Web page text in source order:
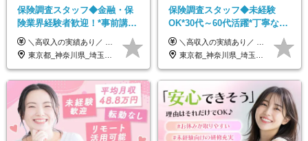
保険調査スタッフ◆金融・保
険業界経験者歓迎！*事前講習
あり*30代～60代活躍*調査は
原則直行直帰*高収入可
＼高収入の実績あり／ なかには年収1000万円を超える方もいらっしゃいます！ 【完全出来高報酬制】 ★仕事に慣れるまで収入をサポート 1か月目：報酬が通常の2倍 2か月目：報酬が通常の1.5倍 ※災害に関する業務については、収入サポートの対象外 ※試用期間はありません ＊＊＊業務報酬の例＊＊＊ ・事故原因調査（4箇所確認）…1万5000円～ ・有無責／不正請求疑義調査（自動車案件）…2万円～ ・医療調査（1箇所確認）…1万7000円～ ・書類取付（1箇所訪問）…3000円～ ※上記は目安になります ※実際の報酬は業務報酬に応じた個々のスキル・実績を加味したものになります
東京都_神奈川県_埼玉県_千葉県_大阪府_愛知県_北海道_青森県_岩手県_宮城県_秋田県_山形県_福島県_茨城県_栃木県_群馬県_新潟県_山梨県_長野県_富山県_石川県_福井県_静岡県_岐阜県_三重県_兵庫県_京都府_滋賀県_奈良県_和歌山県_広島県_岡山県_鳥取県_島根県_山口県_徳島県_香川県_愛媛県_高知県_福岡県_熊本県_佐賀県_長崎県_大分県_宮崎県_鹿児島県_沖縄県
保険調査スタッフ◆未経験
OK*30代～60代活躍*丁寧な講
習・サポートあり*原則直行直
帰／全国募集・業務委託
＼高収入の実績あり／ なかには年収1000万円を超えるスペシャリストもいらっしゃいます！ 【完全出来高報酬制】 ★仕事に慣れるまで収入をサポート 1か月目：報酬が通常の2倍 2か月目：報酬が通常の1.5倍 ※災害に関する業務については、収入サポートの対象外 ※試用期間はありません ＊＊＊業務報酬の例＊＊＊ ・事故原因調査（4箇所確認）…1万5000円～ ・有無責／不正請求疑義調査（自動車案件）…2万円～ ・医療調査（1箇所確認）…1万7000円～ ・書類取付（1箇所訪問）…3000円～ ※上記は目安になります ※実際の報酬は業務報酬に応じた個々のスキル・実績を加味したものになります
東京都_神奈川県_埼玉県_千葉県_大阪府_愛知県_北海道_青森県_岩手県_宮城県_秋田県_山形県_福島県_茨城県_栃木県_群馬県_新潟県_山梨県_長野県_富山県_石川県_福井県_静岡県_岐阜県_三重県_兵庫県_京都府_滋賀県_奈良県_和歌山県_広島県_岡山県_鳥取県_島根県_山口県_徳島県_香川県_愛媛県_高知県_福岡県_熊本県_佐賀県_長崎県_大分県_宮崎県_鹿児島県_沖縄県